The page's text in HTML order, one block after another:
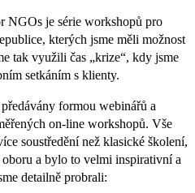
NGOs je série workshopů pro
kterých jsme měli možnost
tak využili čas „krize“, kdy jsme
setkáním s klienty.
formou webinářů a
on-line workshopů. Vše
soustředění než klasické školení,
a bylo to velmi inspirativní a
detailně probrali: